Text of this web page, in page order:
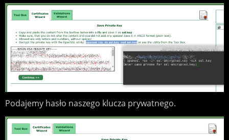
Podajemy hasło naszego klucza prywatnego.